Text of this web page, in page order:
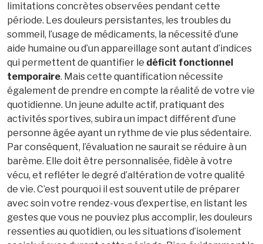
limitations concrètes observées pendant cette
période. Les douleurs persistantes, les troubles du
sommeil, l’usage de médicaments, la nécessité d’une
aide humaine ou d’un appareillage sont autant d’indices
qui permettent de quantifier le déficit fonctionnel
temporaire. Mais cette quantification nécessite
également de prendre en compte la réalité de votre vie
quotidienne. Un jeune adulte actif, pratiquant des
activités sportives, subira un impact différent d’une
personne âgée ayant un rythme de vie plus sédentaire.
Par conséquent, l’évaluation ne saurait se réduire à un
barème. Elle doit être personnalisée, fidèle à votre
vécu, et refléter le degré d’altération de votre qualité
de vie. C’est pourquoi il est souvent utile de préparer
avec soin votre rendez-vous d’expertise, en listant les
gestes que vous ne pouviez plus accomplir, les douleurs
ressenties au quotidien, ou les situations d’isolement